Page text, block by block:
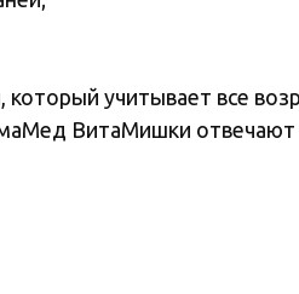
учитывает все
ВитаМишки отвечают